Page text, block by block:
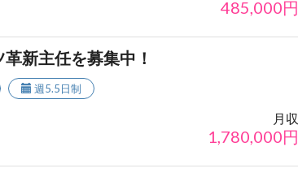
485,000円
新主任を募集中！
週5.5日制
月収
1,780,000円